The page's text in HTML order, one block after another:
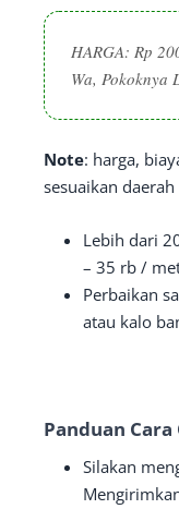
HARGA: Rp
Wa, Pokoknya
Note: harga,
sesuaikan
Lebih dari
– 35 rb /
Perbaikan
atau kalo
Panduan
Silakan